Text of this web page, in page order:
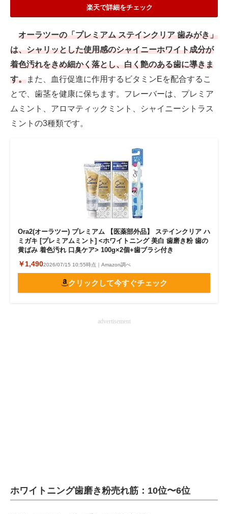
楽天で詳細をチェック
オーラツーの「プレミアム ステインクリア 歯みがき」
は、シャリッとした使用感のシャイニーホワイト成分が
着色汚れをきめ細かく落とし、白く艶のある歯に導きま
す。また、血行促進に作用するビタミンEを配合するこ
とで、歯茎を健康に保ちます。フレーバーは、プレミア
ムミント、アロマティックミント、シャイニーシトラス
ミントの3種類です。
Ora2(オーラツー) プレミアム 【医薬部外品】 ステインクリア ハ
ミガキ [プレミアムミント] <ホワイトニング 美白 歯磨き粉 歯の
黄ばみ 着色汚れ 口臭ケア> 100g×2個+歯ブラシ付き
￥1,4902026/07/15 10:55時点｜Amazon調べ
クリックして今すぐチェック
advertisement
ホワイトニング歯磨き粉売れ筋：10位〜6位